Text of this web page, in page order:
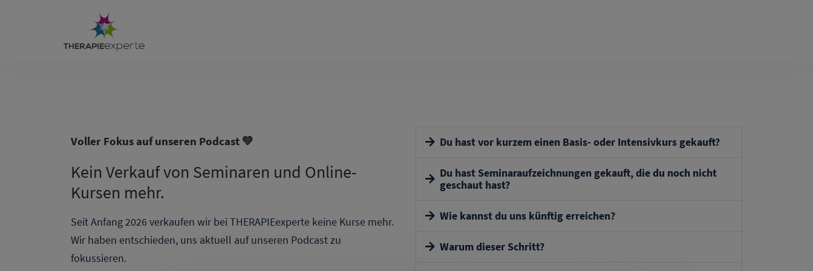
Voller Fokus auf unseren Podcast 💚
Kein Verkauf von Seminaren und Online-
Kursen mehr.
Seit Anfang 2026 verkaufen wir bei THERAPIEexperte keine Kurse mehr.
Wir haben entschieden, uns aktuell auf unseren Podcast zu
fokussieren.
Du hast vor kurzem einen Basis- oder Intensivkurs gekauft?
Du hast Seminaraufzeichnungen gekauft, die du noch nicht
geschaut hast?
Wie kannst du uns künftig erreichen?
Auch wenn wir unsere Website ab Mitte Dezember komplett umstellen,
bleibt der Loginbereich für Basis- und Intensivkurse weiterhin wie
Warum dieser Schritt?